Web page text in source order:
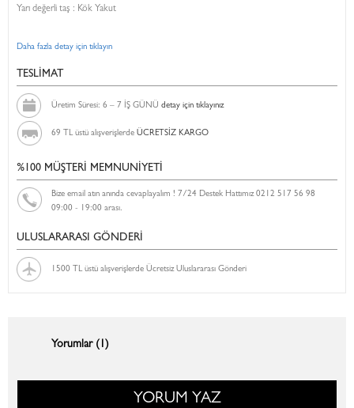
Yarı değerli taş : Kök Yakut
Daha fazla detay için tıklayın
TESLİMAT
Üretim Süresi: 6 – 7 İŞ GÜNÜ detay için tıklayınız
69 TL üstü alışverişlerde ÜCRETSİZ KARGO
%100 MÜŞTERİ MEMNUNİYETİ
Bize email atın anında cevaplayalım ! 7/24 Destek Hattımız 0212 517 56 98
09:00 - 19:00 arası.
ULUSLARARASI GÖNDERİ
1500 TL üstü alışverişlerde Ücretsiz Uluslararası Gönderi
Yorumlar (1)
YORUM YAZ